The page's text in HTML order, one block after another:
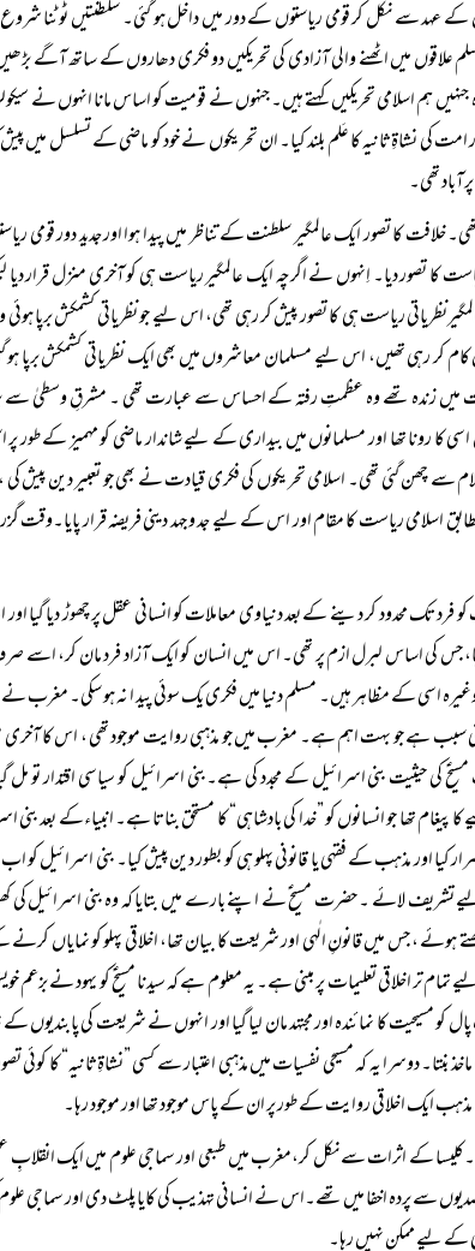
عہد سے نکل کر قومی ریاستوں کے دور میں داخل ہو گئی۔ سلطنتیں ٹوٹنا
علاقوں میں اٹھنے والی آزادی کی تحریکیں دو فکری دھاروں کے ساتھ آگے
ہم اسلامی تحریکیں کہتے ہیں۔جنہوں نے قومیت کو اساس مانا انہوں نے
کی نشاةِثانیہ کا عَلم بلند کیا۔ ان تحریکوں نے خود کو ماضی کے تسلسل میں پیش
تھی۔
کا تصور ایک عالمگیر سلطنت کے تناظر میں پیدا ہوا اور جدید دور قومی
تصور دیا۔ اِنہوں نے اگرچہ ایک عالمگیر ریاست ہی کو آخری منزل قرار دیا
ریاست ہی کا تصور پیش کر رہی تھی، اس لیے جو نظریاتی کشمکش برپا
کام کر رہی تھیں، اس لیے مسلمان معاشروں میں بھی ایک نظریاتی کشمکش
میں زندہ تھے وہ عظمتِ رفتہ کے احساس سے عبارت تھی ۔ مشرقِ وسطیٰ
کا رونا تھا اور مسلمانوں میں بیداری کے لیے شاندار ماضی کو مہمیز کے طور پر
سے چھن گئی تھی۔ اسلامی تحریکوں کی فکری قیادت نے بھی جو تعبیر دین پیش کی ،
ریاست کا مقام اور اس کے لیے جد و جہد دینی فریضہ قرار پایا۔وقت
تک محدود کر دینے کے بعد دنیاوی معاملات کو انسانی عقل پر چھوڑ دیا گیا
جس کی اساس لبرل ازم پر تھی۔ اس میں انسان کو ایک آزاد فرد مان کر، اسے صرف
اسی کے مظاہر ہیں۔ مسلم دنیا میں فکری یک سوئی پید ا نہ ہو سکی۔ مغرب
سبب ہے جو بہت اہم ہے۔ مغرب میں جو مذہبی روایت موجود تھی ، اس کا آخری
مسیحؑ کی حیثیت بنی اسرائیل کے مجدد کی ہے۔بنی اسرائیل کو سیاسی اقتدار تو
تھا جو انسانوں کو ”خدا کی بادشاہی“ کا مستحق بناتا ہے۔ انبیاءکے بعد
اور مذہب کے فقہی یا قانونی پہلو ہی کو بطور دین پیش کیا۔ بنی اسرائیل
تشریف لائے ۔ حضرت مسیح ؑنے اپنے بارے میں بتایا کہ وہ بنی اسرائیل کی
ہوئے ، جس میں قانونِ الٰہی اور شریعت کا بیان تھا، اخلاقی پہلو کو نمایاں
تر اخلاقی تعلیمات پر مبنی ہے۔ یہ معلوم ہے کہ سیدنا مسیحؑ کو یہود نے بزعم
کا نمائندہ اور مجتہد مان لیا گیا اور انہوں نے شریعت کی پابندیوں کے
بنتا۔ دوسرا یہ کہ مسیحی نفسیات میں مذہبی اعتبار سے کسی ”نشاةِثانیہ“ کا کوئی
ایک اخلاقی روایت کے طور پر ان کے پاس موجود تھا اور موجود رہا۔
کے اثرات سے نکل کر،مغرب میں طبعی اور سماجی علوم میں ایک انقلابِ
سے پردہ اخفا میں تھے۔اس نے انسانی تہذیب کی کایا پلٹ دی اور سماجی
کے لیے ممکن نہیں رہا۔